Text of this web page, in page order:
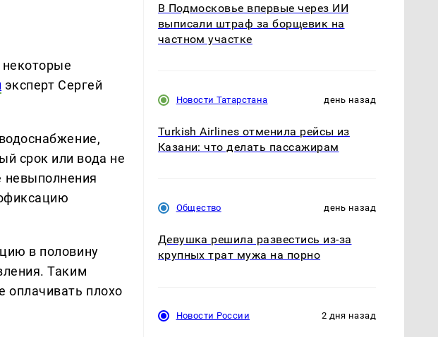
эксперт Сергей
срок или вода не
невыполнения
в половину
Таким
оплачивать плохо
В Подмосковье впервые через ИИ
выписали штраф за борщевик на
частном участке
Новости Татарстана день назад
Turkish Airlines отменила рейсы из
Казани: что делать пассажирам
Общество день назад
Девушка решила развестись из-за
крупных трат мужа на порно
Новости России 2 дня назад